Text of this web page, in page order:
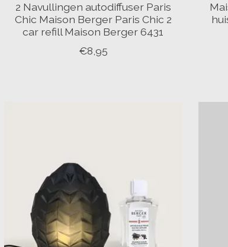
2 Navullingen autodiffuser Paris
Chic Maison Berger Paris Chic 2
car refill Maison Berger 6431
€8,95